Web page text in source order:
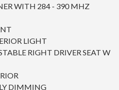
WITH 284 - 390 MHZ
LIGHT
RIGHT DRIVER SEAT W
DIMMING